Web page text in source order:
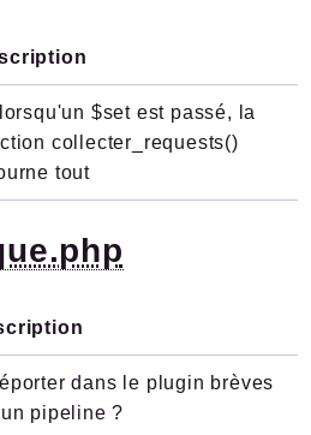
$set est passé, la
collecter_requests()
tout
dans le plugin brèves
pipeline ?